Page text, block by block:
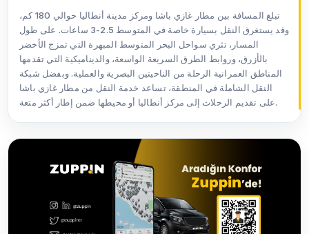
تبلغ المسافة بين مطار غازي باشا ومركز مدينة أنطاليا حوالي 180 كم،
وقد يستغرق النقل بسيارة خاصة في المتوسط 2.5-3 ساعات. على طول
المسار، تثري سواحل البحر المتوسط المبهرة التي تمزج الأخضر
بالأزرق، وروابط الطرق السريعة الواسعة، والديناميكية التي تقدمها
المناطق العمرانية الرحلة من الناحيتين البصرية والعملية. وبفضل شبكة
النقل الشاملة في المنطقة، تساعد خدمة النقل من مطار غازي باشا
على تقديم الرحلات إلى مركز أنطاليا أو محيطها ضمن إطار أكثر متعة.